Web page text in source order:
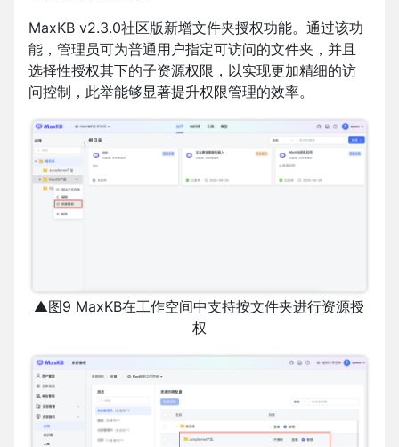
MaxKB v2.3.0社区版新增文件夹授权功能。通过该功
能，管理员可为普通用户指定可访问的文件夹，并且
选择性授权其下的子资源权限，以实现更加精细的访
问控制，此举能够显著提升权限管理的效率。
▲图9 MaxKB在工作空间中支持按文件夹进行资源授
权